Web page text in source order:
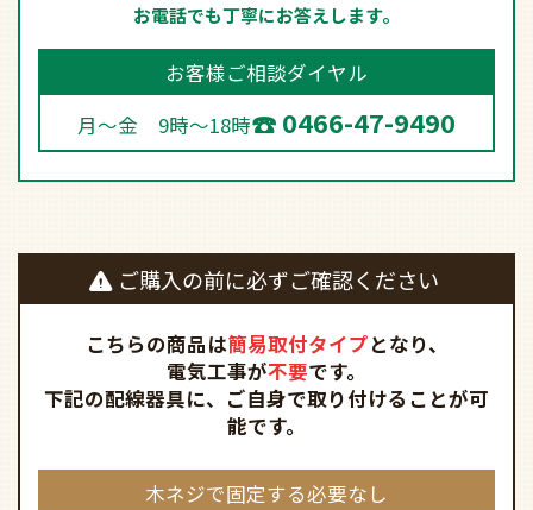
お電話でも丁寧にお答えします。
お客様ご相談ダイヤル
月～金 9時～18時
0466-47-9490
ご購入の前に必ずご確認ください
こちらの商品は簡易取付タイプとなり、
電気工事が不要です。
下記の配線器具に、ご自身で取り付けることが可
能です。
木ネジで固定する必要なし